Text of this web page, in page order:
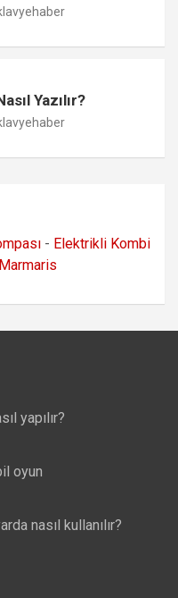
Yazılır?
- Elektrikli Kombi
Marmaris
yapılır?
oyun
nasıl kullanılır?